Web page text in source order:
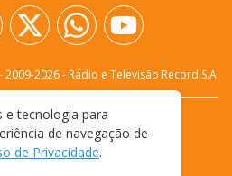
2009-2026- Rádio e Televisão Record S.A
CONOSCO
PRIVACIDADE
CONDIÇÕES DE USO
e tecnologia para
de navegação de
de Privacidade.